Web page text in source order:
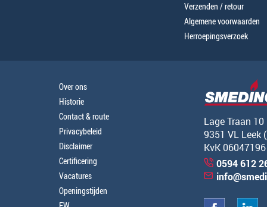
Verzenden / retour
Algemene voorwaarden
Herroepingsverzoek
Over ons
Historie
Contact & route
Privacybeleid
Disclaimer
Certificering
Vacatures
Openingstijden
Lage Traan 10
9351 VL Leek
KvK 06047196
0594 612